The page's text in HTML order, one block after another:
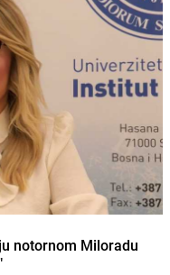
notornom Miloradu